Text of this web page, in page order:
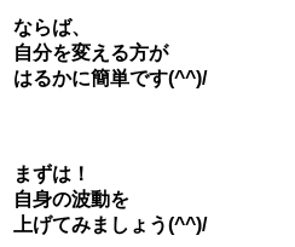
ならば、
自分を変える方が
はるかに簡単です(^^)/
まずは！
自身の波動を
上げてみましょう(^^)/